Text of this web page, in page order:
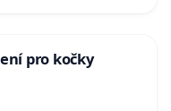
pro kočky